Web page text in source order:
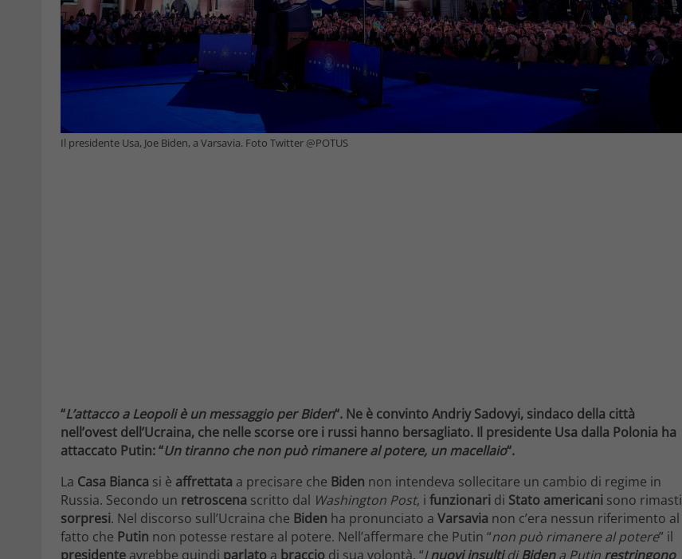
Il presidente Usa, Joe Biden, a Varsavia. Foto Twitter @POTUS
“L’attacco a Leopoli è un messaggio per Biden“. Ne è convinto Andriy Sadovyi, sindaco della città
nell’ovest dell’Ucraina, che nelle scorse ore i russi hanno bersagliato. Il presidente Usa dalla Polonia ha
attaccato Putin: “Un tiranno che non può rimanere al potere, un macellaio“.
La Casa Bianca si è affrettata a precisare che Biden non intendeva sollecitare un cambio di regime in
Russia. Secondo un retroscena scritto dal Washington Post, i funzionari di Stato americani sono rimasti
sorpresi. Nel discorso sull’Ucraina che Biden ha pronunciato a Varsavia non c’era nessun riferimento al
fatto che Putin non potesse restare al potere. Nell’affermare che Putin “non può rimanere al potere” il
presidente avrebbe quindi parlato a braccio di sua volontà. “Inuovi insultidiBidena Putin restringono